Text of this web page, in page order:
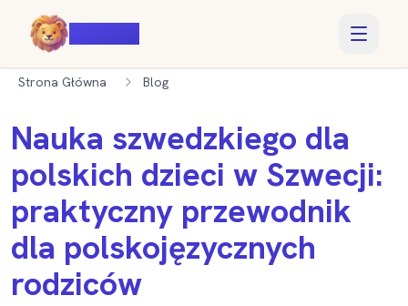
Strona Główna Blog
Nauka szwedzkiego dla
polskich dzieci w Szwecji:
praktyczny przewodnik
dla polskojęzycznych
rodziców